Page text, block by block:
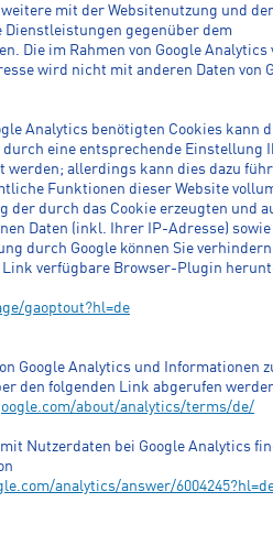
mit der Websitenutzung und der
Dienstleistungen gegenüber dem
Die im Rahmen von Google Analytics
wird nicht mit anderen Daten von
Analytics benötigten Cookies kann
durch eine entsprechende Einstellung
werden; allerdings kann dies dazu
Funktionen dieser Website
der durch das Cookie erzeugten und
Daten (inkl. Ihrer IP-Adresse)
durch Google können Sie
Link verfügbare Browser-Plugin
gaoptout?hl=de
Google Analytics und Informationen
den folgenden Link abgerufen
about/analytics/terms/de/
Nutzerdaten bei Google Analytics
analytics/answer/